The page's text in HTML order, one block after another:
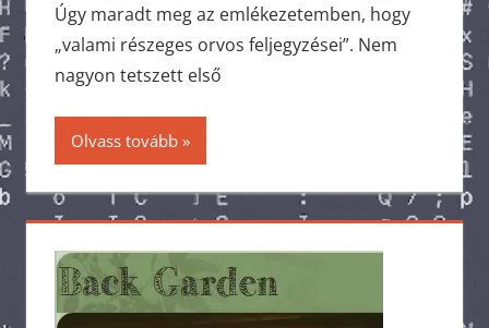
Úgy maradt meg az emlékezetemben, hogy
„valami részeges orvos feljegyzései”. Nem
nagyon tetszett első
Olvass tovább